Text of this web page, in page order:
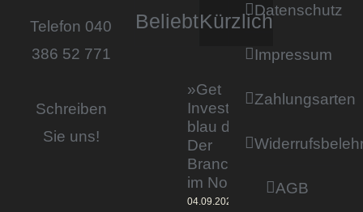
Telefon 040
386 52 771
Schreiben
Sie uns!
BeliebtKürzlich
»Get
Invested by
blau direkt«:
Der
Branchentag
im Norden
04.09.2023
Datenschutz
Impressum
Zahlungsarten
AGB